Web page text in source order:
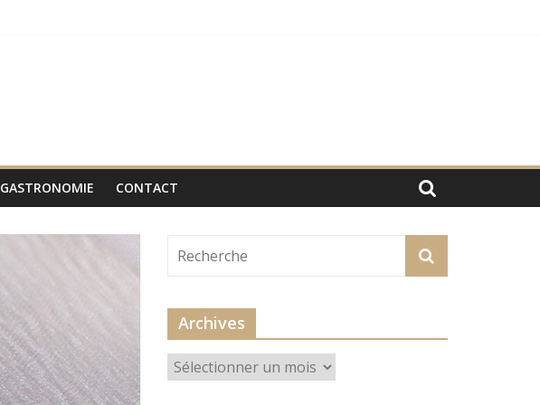
GASTRONOMIE CONTACT
Archives
Archives